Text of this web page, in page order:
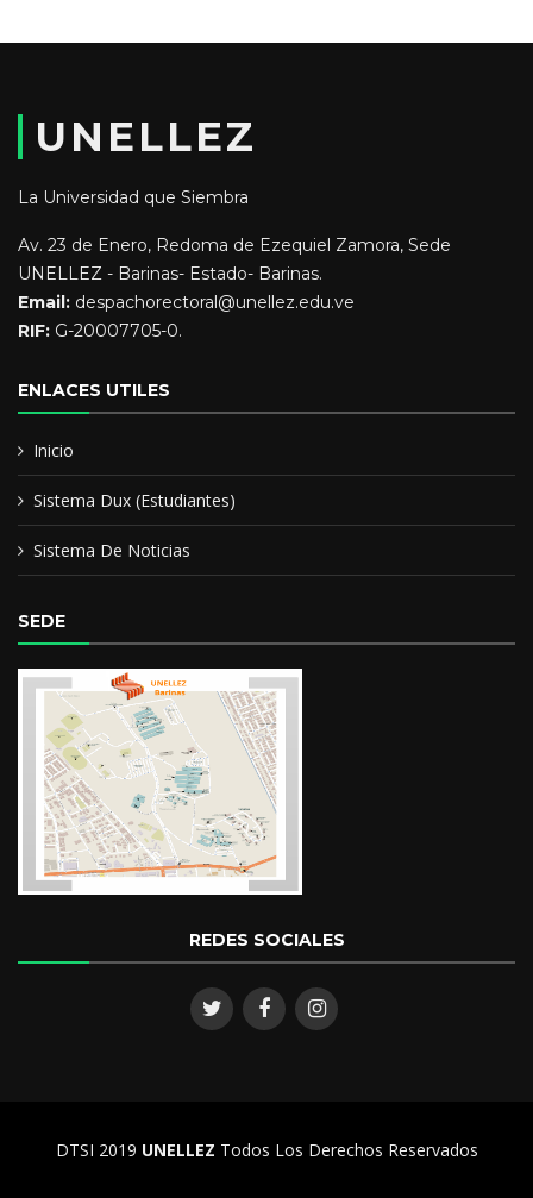
UNELLEZ
La Universidad que Siembra
Av. 23 de Enero, Redoma de Ezequiel Zamora, Sede
UNELLEZ - Barinas- Estado- Barinas.
Email: despachorectoral@unellez.edu.ve
RIF: G-20007705-0.
ENLACES UTILES
Inicio
Sistema Dux (Estudiantes)
Sistema De Noticias
SEDE
REDES SOCIALES
DTSI 2019 UNELLEZ Todos Los Derechos Reservados